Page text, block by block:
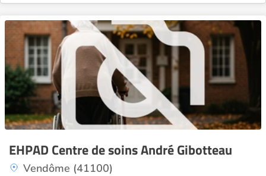
EHPAD Centre de soins André Gibotteau
Vendôme (41100)